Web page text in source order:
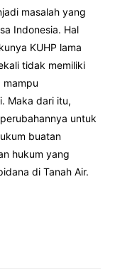
masalah yang
Indonesia. Hal
KUHP lama
tidak memiliki
mampu
Maka dari itu,
untuk
buatan
hukum yang
di Tanah Air.